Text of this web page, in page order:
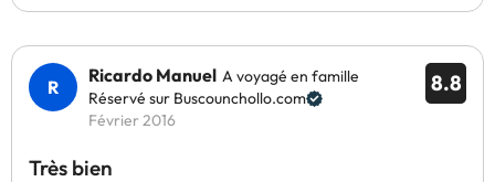
8.8
Ricardo Manuel A voyagé en famille
Réservé sur Buscounchollo.com
Février 2016
Très bien